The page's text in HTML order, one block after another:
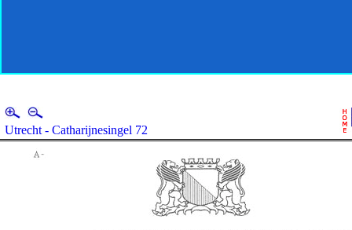
Utrecht - Catharijnesingel 72